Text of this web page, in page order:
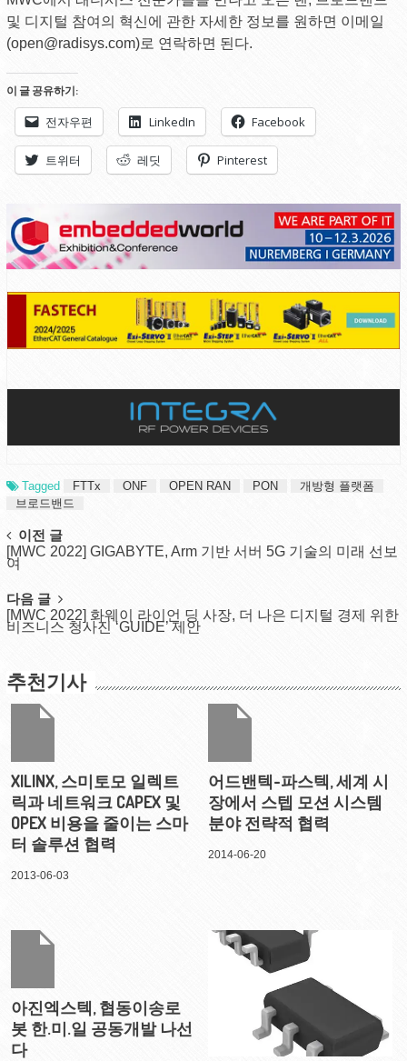
및 디지털 참여의 혁신에 관한 자세한 정보를 원하면 이메일
(open@radisys.com)로 연락하면 된다.
이 글 공유하기:
전자우편 LinkedIn Facebook
트위터 레딧 Pinterest
Tagged FTTx ONF OPEN RAN PON
개방형 플랫폼
브로드밴드
Post
navigation
이전 글
[MWC 2022] GIGABYTE, Arm 기반 서버 5G 기술의 미래 선보
여
다음 글
[MWC 2022] 화웨이 라이언 딩 사장, 더 나은 디지털 경제 위한
비즈니스 청사진 ‘GUIDE’ 제안
추천기사
XILINX, 스미토모 일렉트
릭과 네트워크 CAPEX 및
OPEX 비용을 줄이는 스마
터 솔루션 협력
2013-06-03
어드밴텍-파스텍, 세계 시
장에서 스텝 모션 시스템
분야 전략적 협력
2014-06-20
아진엑스텍, 협동이송로
봇 한.미.일 공동개발 나선
다